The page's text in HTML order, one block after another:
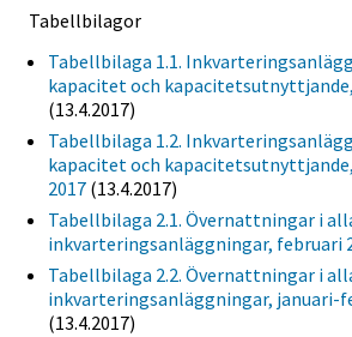
Tabellbilagor
Tabellbilaga 1.1.
kapacitet och
(13.4.2017)
Tabellbilaga 1.2.
kapacitet och
2017 (13.4.2017)
Tabellbilaga 2.1. Övernattningar i
inkvarteringsanläggningar, februari
Tabellbilaga 2.2. Övernattningar i
inkvarteringsanläggningar, januari-
(13.4.2017)